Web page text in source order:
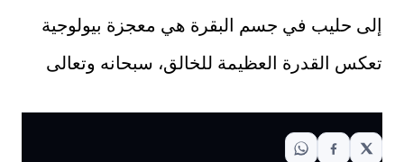
إلى حليب في جسم البقرة هي معجزة بيولوجية
تعكس القدرة العظيمة للخالق، سبحانه وتعالى